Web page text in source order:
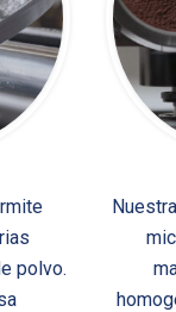
polvo.